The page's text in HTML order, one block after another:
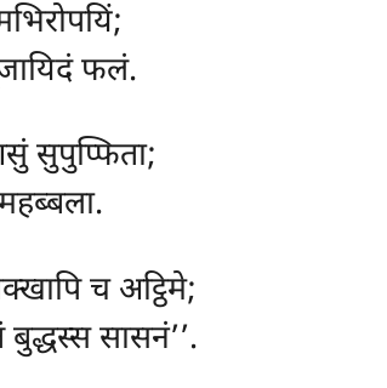
फलं.
सुपुप्फिता;
च अट्ठिमे;
सासनं’’.